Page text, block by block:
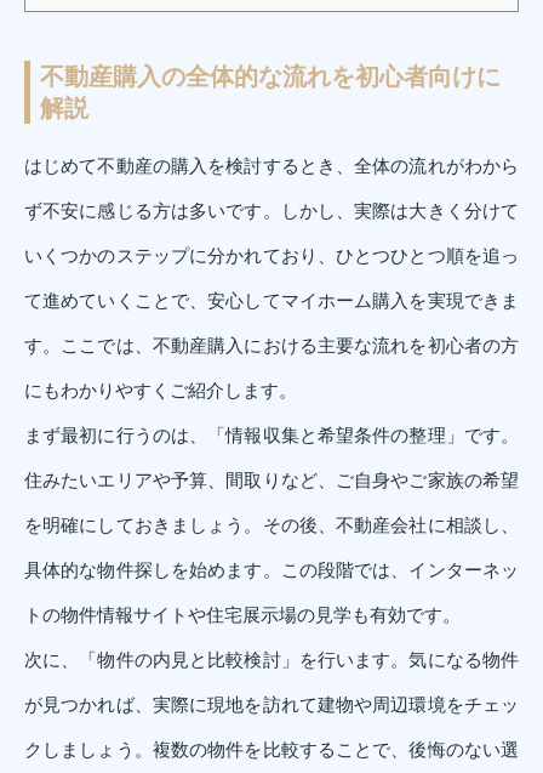
不動産購入の全体的な流れを初心者向けに
解説
はじめて不動産の購入を検討するとき、全体の流れがわから
ず不安に感じる方は多いです。しかし、実際は大きく分けて
いくつかのステップに分かれており、ひとつひとつ順を追っ
て進めていくことで、安心してマイホーム購入を実現できま
す。ここでは、不動産購入における主要な流れを初心者の方
にもわかりやすくご紹介します。
まず最初に行うのは、「情報収集と希望条件の整理」です。
住みたいエリアや予算、間取りなど、ご自身やご家族の希望
を明確にしておきましょう。その後、不動産会社に相談し、
具体的な物件探しを始めます。この段階では、インターネッ
トの物件情報サイトや住宅展示場の見学も有効です。
次に、「物件の内見と比較検討」を行います。気になる物件
が見つかれば、実際に現地を訪れて建物や周辺環境をチェッ
クしましょう。複数の物件を比較することで、後悔のない選